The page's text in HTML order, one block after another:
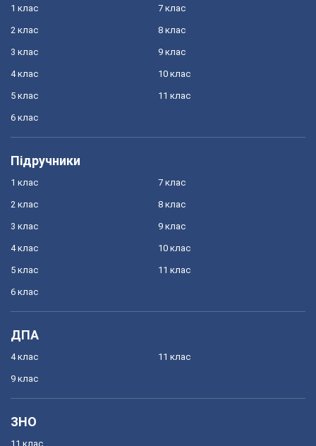
1 клас
2 клас
3 клас
4 клас
5 клас
6 клас
7 клас
8 клас
9 клас
10 клас
11 клас
Підручники
1 клас
2 клас
3 клас
4 клас
5 клас
6 клас
7 клас
8 клас
9 клас
10 клас
11 клас
ДПА
4 клас
9 клас
11 клас
ЗНО
11 клас